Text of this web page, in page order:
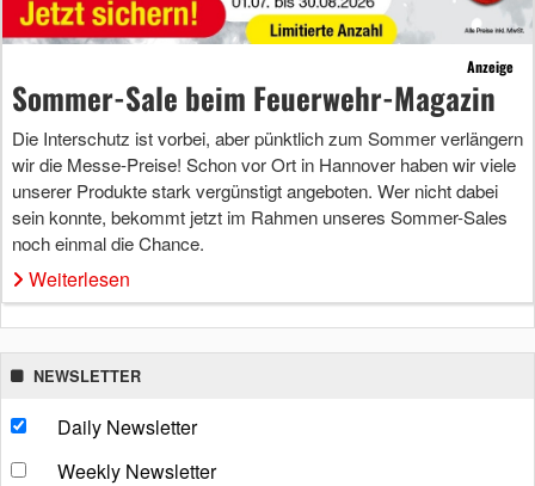
Anzeige
Sommer-Sale beim Feuerwehr-Magazin
Die Interschutz ist vorbei, aber pünktlich zum Sommer verlängern
wir die Messe-Preise! Schon vor Ort in Hannover haben wir viele
unserer Produkte stark vergünstigt angeboten. Wer nicht dabei
sein konnte, bekommt jetzt im Rahmen unseres Sommer-Sales
noch einmal die Chance.
Weiterlesen
NEWSLETTER
Daily Newsletter
Weekly Newsletter